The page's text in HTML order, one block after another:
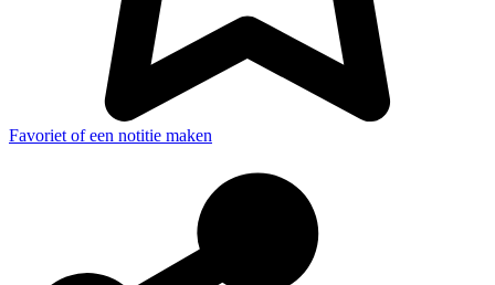
Favoriet of een notitie maken